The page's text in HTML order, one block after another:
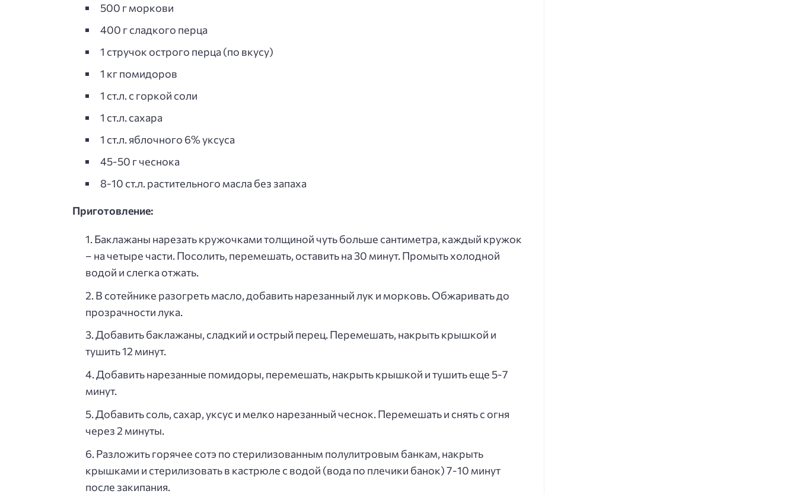
500 г моркови
400 г сладкого перца
1 стручок острого перца (по вкусу)
1 кг помидоров
1 ст.л. с горкой соли
1 ст.л. сахара
1 ст.л. яблочного 6% уксуса
45-50 г чеснока
8-10 ст.л. растительного масла без запаха
Приготовление:
Баклажаны нарезать кружочками толщиной чуть больше сантиметра, каждый кружок
– на четыре части. Посолить, перемешать, оставить на 30 минут. Промыть холодной
водой и слегка отжать.
В сотейнике разогреть масло, добавить нарезанный лук и морковь. Обжаривать до
прозрачности лука.
Добавить баклажаны, сладкий и острый перец. Перемешать, накрыть крышкой и
тушить 12 минут.
Добавить нарезанные помидоры, перемешать, накрыть крышкой и тушить еще 5-7
минут.
Добавить соль, сахар, уксус и мелко нарезанный чеснок. Перемешать и снять с огня
через 2 минуты.
Разложить горячее сотэ по стерилизованным полулитровым банкам, накрыть
крышками и стерилизовать в кастрюле с водой (вода по плечики банок) 7-10 минут
после закипания.